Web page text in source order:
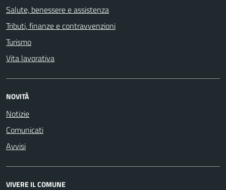
Salute, benessere e assistenza
Tributi, finanze e contravvenzioni
Turismo
Vita lavorativa
NOVITÀ
Notizie
Comunicati
Avvisi
VIVERE IL COMUNE